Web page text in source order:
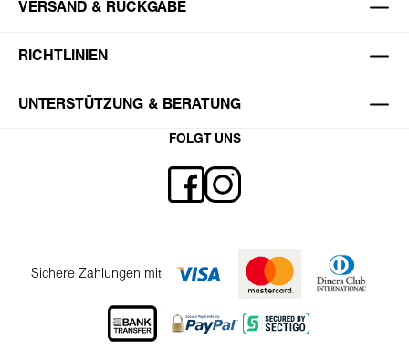
VERSAND & RÜCKGABE
RICHTLINIEN
UNTERSTÜTZUNG & BERATUNG
FOLGT UNS
Sichere Zahlungen mit